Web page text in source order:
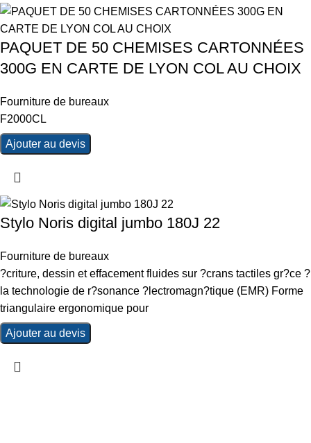
PAQUET DE 50 CHEMISES CARTONNÉES
300G EN CARTE DE LYON COL AU CHOIX
Fourniture de bureaux
F2000CL
Ajouter au devis
Stylo Noris digital jumbo 180J 22
Fourniture de bureaux
?criture, dessin et effacement fluides sur ?crans tactiles gr?ce ?
la technologie de r?sonance ?lectromagn?tique (EMR) Forme
triangulaire ergonomique pour
Ajouter au devis